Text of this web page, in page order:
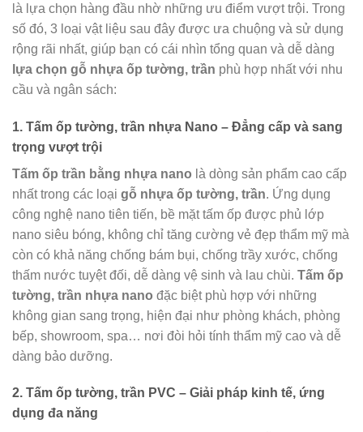
là lựa chọn hàng đầu nhờ những ưu điểm vượt trội. Trong
số đó, 3 loại vật liệu sau đây được ưa chuộng và sử dụng
rộng rãi nhất, giúp bạn có cái nhìn tổng quan và dễ dàng
lựa chọn gỗ nhựa ốp tường, trần phù hợp nhất với nhu
cầu và ngân sách:
1. Tấm ốp tường, trần nhựa Nano – Đẳng cấp và sang
trọng vượt trội
Tấm ốp trần bằng nhựa nano là dòng sản phẩm cao cấp
nhất trong các loại gỗ nhựa ốp tường, trần. Ứng dụng
công nghệ nano tiên tiến, bề mặt tấm ốp được phủ lớp
nano siêu bóng, không chỉ tăng cường vẻ đẹp thẩm mỹ mà
còn có khả năng chống bám bụi, chống trầy xước, chống
thấm nước tuyệt đối, dễ dàng vệ sinh và lau chùi. Tấm ốp
tường, trần nhựa nano đặc biệt phù hợp với những
không gian sang trọng, hiện đại như phòng khách, phòng
bếp, showroom, spa… nơi đòi hỏi tính thẩm mỹ cao và dễ
dàng bảo dưỡng.
2. Tấm ốp tường, trần PVC – Giải pháp kinh tế, ứng
dụng đa năng